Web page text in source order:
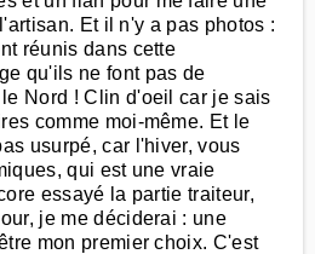
Et il n'y a pas photos :
réunis dans cette
qu'ils ne font pas de
Nord ! Clin d'oeil car je sais
comme moi-même. Et le
usurpé, car l'hiver, vous
qui est une vraie
essayé la partie traiteur,
je me déciderai : une
mon premier choix. C'est